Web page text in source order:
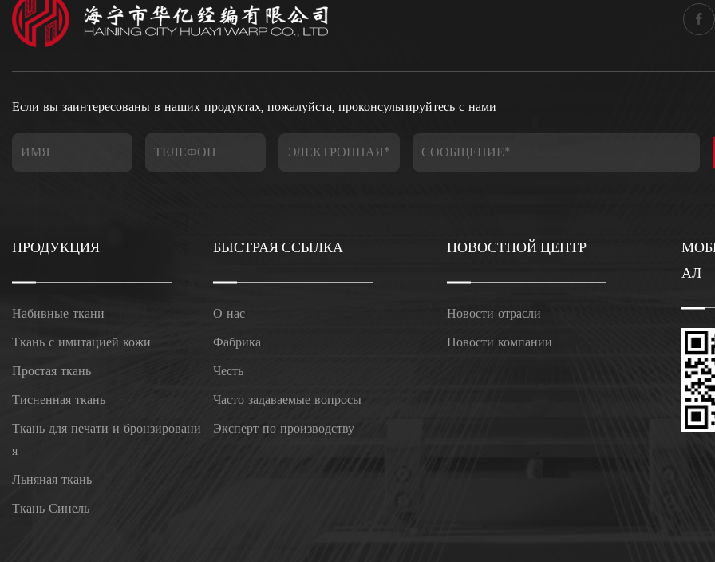
Если вы заинтересованы в наших продуктах, пожалуйста, проконсультируйтесь с нами
ПРОДУКЦИЯ
Набивные ткани
Ткань с имитацией кожи
Простая ткань
Тисненная ткань
Ткань для печати и бронзировани
я
Льняная ткань
Ткань Синель
БЫСТРАЯ ССЫЛКА
О нас
Фабрика
Честь
Часто задаваемые вопросы
Эксперт по производству
НОВОСТНОЙ ЦЕНТР
Новости отрасли
Новости компании
АЛ